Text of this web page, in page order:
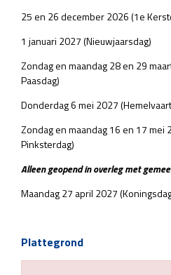
25 en 26 december 2026 (1e
1 januari 2027 (Nieuwjaarsdag)
Zondag en maandag 28 en 29
Paasdag)
Donderdag 6 mei 2027
Zondag en maandag 16 en 17 mei
Pinksterdag)
Alleen geopend in overleg met
Maandag 27 april 2027
Plattegrond